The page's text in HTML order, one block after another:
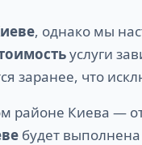
, однако мы
услуги
заранее, что
Киева —
будет выполнена